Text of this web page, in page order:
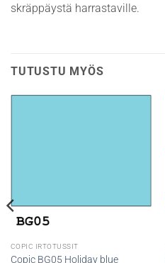
skräppäystä harrastaville.
TUTUSTU MYÖS
COPIC IRTOTUSSIT
Copic BG05 Holiday blue